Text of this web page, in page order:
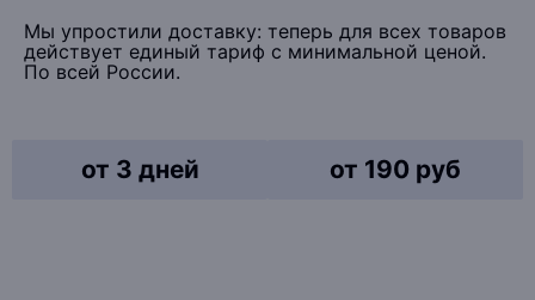
Мы упростили доставку: теперь для всех товаров
действует единый тариф с минимальной ценой.
По всей России.
от 3 дней от 190 руб